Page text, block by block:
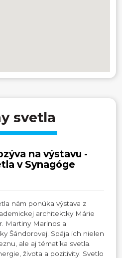
svetla
na výstavu -
v Synagóge
nám ponúka výstava z
architektky Márie
Martiny Marinos a
Šándorovej. Spája ich nielen
ale aj tématika svetla.
života a pozitivity. Svetlo